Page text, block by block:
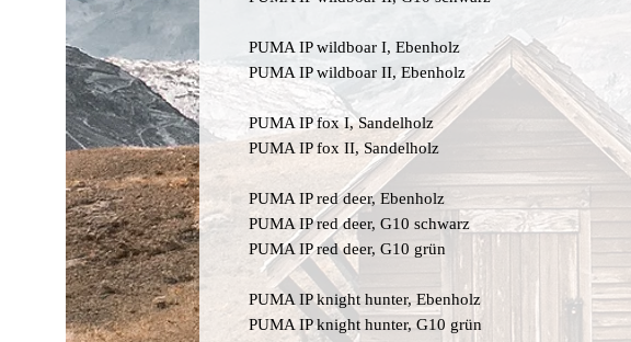
PUMA IP wildboar I, Ebenholz
PUMA IP wildboar II, Ebenholz
PUMA IP fox I, Sandelholz
PUMA IP fox II, Sandelholz
PUMA IP red deer, Ebenholz
PUMA IP red deer, G10 schwarz
PUMA IP red deer, G10 grün
PUMA IP knight hunter, Ebenholz
PUMA IP knight hunter, G10 grün